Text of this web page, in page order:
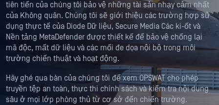
tiên tiến của chúng tôi bảo vệ những tài sản nhạy cảm nhất
của Không quân. Chúng tôi sẽ giới thiệu các trường hợp sử
dụng thực tế của Diode Dữ liệu, Secure Media Các ki-ốt và
Nền tảng MetaDefender được thiết kế để bảo vệ chống lại
mã độc, mất dữ liệu và các mối đe dọa nội bộ trong môi
trường chiến thuật và hoạt động.
Hãy ghé qua bàn của chúng tôi để xem OPSWAT cho phép
truyền tệp an toàn, thực thi chính sách và kiểm tra nội dung
sâu ở mọi lớp phòng thủ từ cơ sở đến chiến trường.